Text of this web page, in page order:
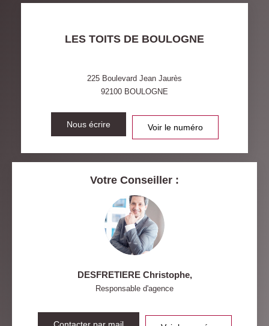
VOITURE
RÉSULTATS DES LYCÉES ECOLES ET CRÈCHES
RESTAURANTS ET CAFÉS COMMERCES
MÉDECINS
LES TOITS DE BOULOGNE
225 Boulevard Jean Jaurès
92100 BOULOGNE
Nous écrire Voir le numéro
Votre Conseiller :
DESFRETIERE Christophe,
Responsable d'agence
Contacter par mail